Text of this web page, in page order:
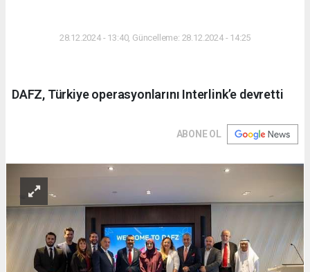
28.12.2024 - 13:40, Güncelleme: 28.12.2024 - 14:25
DAFZ, Türkiye operasyonlarını Interlink’e devretti
ABONE OL